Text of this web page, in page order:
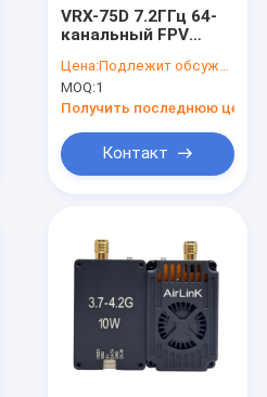
от первого лица
VRX-75D 7.2ГГц 64-
канальный FPV
чувствительностью
-95dBm и CVBS
выходом
Цена:Подлежит обсуждению
MOQ:1
Получить последнюю цену
Контакт